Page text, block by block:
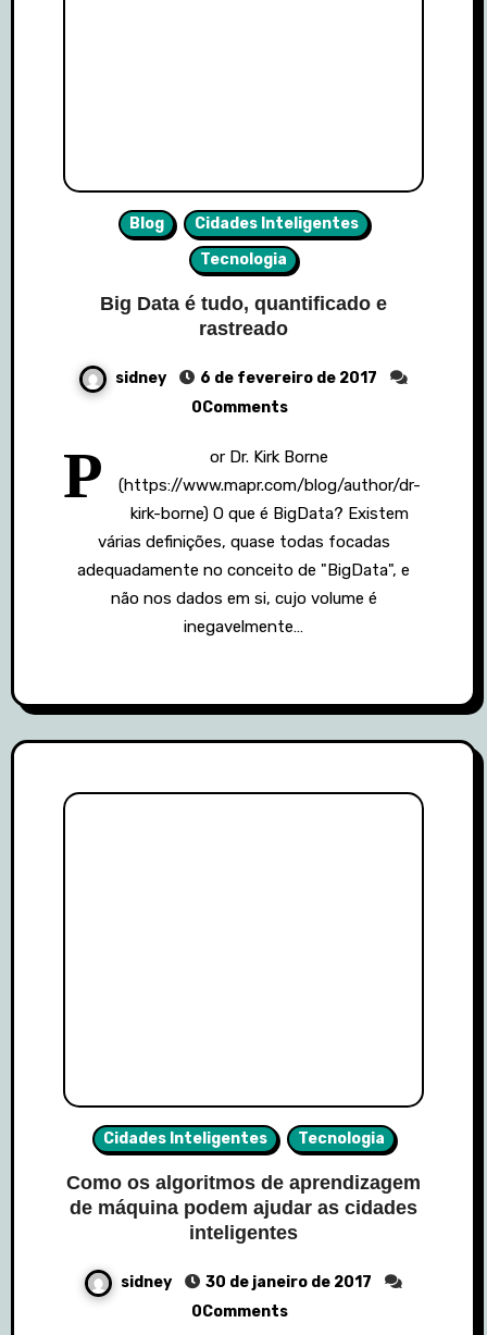
Blog
Cidades Inteligentes
Tecnologia
Big Data é tudo, quantificado e
rastreado
sidney
6 de fevereiro de 2017
0Comments
P
or Dr. Kirk Borne
(https://www.mapr.com/blog/author/dr-
kirk-borne) O que é BigData? Existem
várias definições, quase todas focadas
adequadamente no conceito de "BigData", e
não nos dados em si, cujo volume é
inegavelmente…
Cidades Inteligentes Tecnologia
Como os algoritmos de aprendizagem
de máquina podem ajudar as cidades
inteligentes
sidney
30 de janeiro de 2017
0Comments